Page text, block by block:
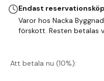
Endast reservationsköp
Varor hos Nacka
förskott. Resten betalas
Att betala nu (10%):